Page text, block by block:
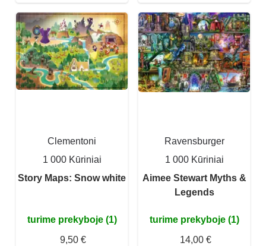
Clementoni
1 000 Kūriniai
Story Maps: Snow white
turime prekyboje (1)
9,50 €
Ravensburger
1 000 Kūriniai
Aimee Stewart Myths &
Legends
turime prekyboje (1)
14,00 €